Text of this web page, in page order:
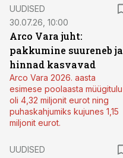
UUDISED
30.07.26, 10:00
Arco Vara juht:
pakkumine suureneb ja
hinnad kasvavad
Arco Vara 2026. aasta
esimese poolaasta müügitulu
oli 4,32 miljonit eurot ning
puhaskahjumiks kujunes 1,15
miljonit eurot.
UUDISED